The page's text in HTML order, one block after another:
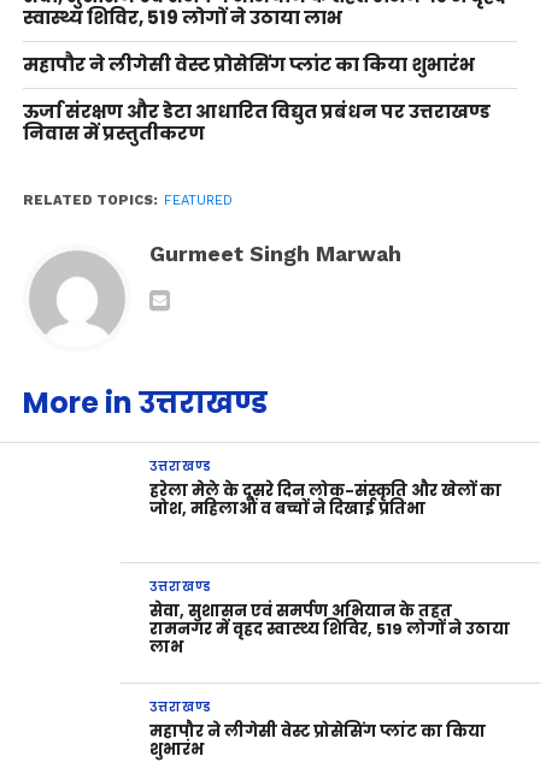
स्वास्थ्य शिविर, 519 लोगों ने उठाया लाभ
महापौर ने लीगेसी वेस्ट प्रोसेसिंग प्लांट का किया शुभारंभ
ऊर्जा संरक्षण और डेटा आधारित विद्युत प्रबंधन पर उत्तराखण्ड
निवास में प्रस्तुतीकरण
RELATED TOPICS: FEATURED
Gurmeet Singh Marwah
More in उत्तराखण्ड
उत्तराखण्ड
हरेला मेले के दूसरे दिन लोक-संस्कृति और खेलों का
जोश, महिलाओं व बच्चों ने दिखाई प्रतिभा
उत्तराखण्ड
सेवा, सुशासन एवं समर्पण अभियान के तहत
रामनगर में वृहद स्वास्थ्य शिविर, 519 लोगों ने उठाया
लाभ
उत्तराखण्ड
महापौर ने लीगेसी वेस्ट प्रोसेसिंग प्लांट का किया
शुभारंभ